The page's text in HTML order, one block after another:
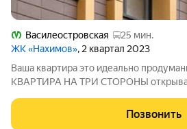
Василеостровская
25 мин.
ЖК «Нахимов», 2 квартал 2023
Ваша квартира это идеально продуманное пространство: -
КВАРТИРА НА ТРИ СТОРОНЫ открываются виды на
НИХ ИЗ КУХНИ размером 10 м дополнительное пространство
для утреннего кофе или вечерних игр с
Позвонить